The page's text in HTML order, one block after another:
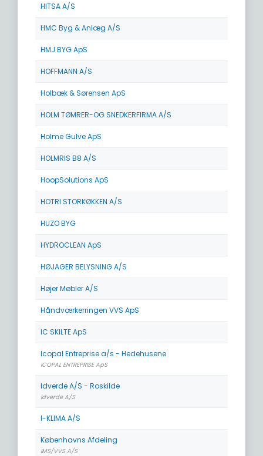
HITSA A/S
HMC Byg & Anlæg A/S
HMJ BYG ApS
HOFFMANN A/S
Holbæk & Sørensen ApS
HOLM TØMRER-OG SNEDKERFIRMA A/S
Holme Gulve ApS
HOLMRIS B8 A/S
HoopSolutions ApS
HOTRI STORKØKKEN A/S
HUZO BYG
HYDROCLEAN ApS
HØJAGER BELYSNING A/S
Højer Møbler A/S
Håndværkerringen VVS ApS
IC SKILTE ApS
Icopal Entreprise a/s - Hedehusene
ICOPAL ENTREPRISE ApS
Idverde A/S - Roskilde
idverde A/S
I-KLIMA A/S
Københavns Afdeling
IMS/VVS A/S